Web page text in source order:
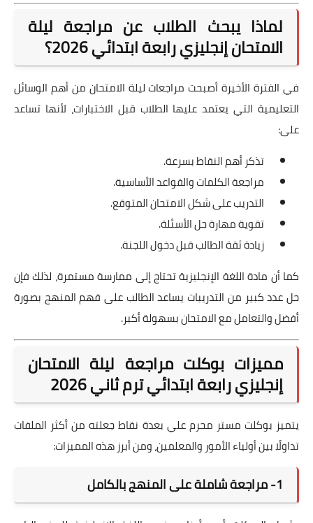
لماذا يبحث الطلاب عن مراجعة ليلة
الامتحان إنجليزي رابعة ابتدائي 2026؟
في الفترة الأخيرة أصبحت مراجعات ليلة الامتحان من أهم الوسائل
التعليمية التي يعتمد عليها الطلاب قبل الاختبارات، لأنها تساعد
على:
تذكر أهم النقاط بسرعة.
مراجعة الكلمات والقواعد الأساسية.
التدريب على شكل الامتحان المتوقع.
تقوية مهارة حل الأسئلة.
زيادة ثقة الطالب قبل دخول اللجنة.
كما أن مادة اللغة الإنجليزية تحتاج إلى ممارسة مستمرة، لذلك فإن
حل عدد كبير من التدريبات يساعد الطالب على فهم المنهج بصورة
أفضل والتعامل مع الامتحان بسهولة أكبر.
مميزات بوكلت مراجعة ليلة الامتحان
إنجليزي رابعة ابتدائي ترم ثاني 2026
يتميز بوكلت مستر محرم علي بعدة نقاط جعلته من أكثر الملفات
تداولًا بين أولياء الأمور والمعلمين، ومن أبرز هذه المميزات:
1- مراجعة شاملة على المنهج بالكامل